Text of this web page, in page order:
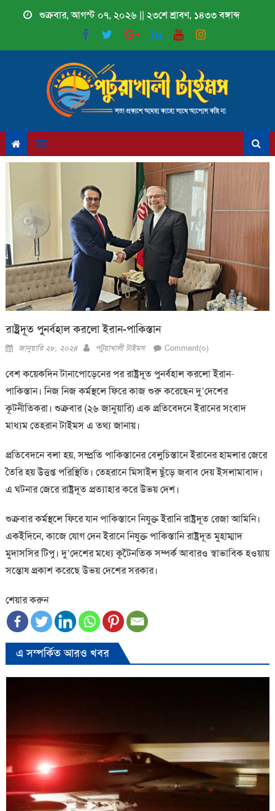
শুক্রবার, আগস্ট ০৭, ২০২৬ || ২৩শে শ্রাবণ, ১৪৩৩ বঙ্গাব্দ
রাষ্ট্রদূত পুনর্বহাল করলো ইরান-পাকিস্তান
Posted
জানুয়ারি ২৮, ২০২৪ Author
পটুয়াখালী টাইমস Comment(০)
বেশ কয়েকদিন টানাপোড়েনের পর রাষ্ট্রদূত পুনর্বহাল করলো ইরান-
পাকিস্তান। নিজ নিজ কর্মস্থলে ফিরে কাজ শুরু করেছেন দু’দেশের
কূটনীতিকরা। শুক্রবার (২৬ জানুয়ারি) এক প্রতিবেদনে ইরানের সংবাদ
মাধ্যম তেহরান টাইমস এ তথ্য জানায়।
প্রতিবেদনে বলা হয়, সম্প্রতি পাকিস্তানের বেলুচিস্তানে ইরানের হামলার জেরে
তৈরি হয় উত্তপ্ত পরিস্থিতি। তেহরানে মিসাইল ছুঁড়ে জবাব দেয় ইসলামাবাদ।
এ ঘটনার জেরে রাষ্ট্রদূত প্রত্যাহার করে উভয় দেশ।
শুক্রবার কর্মস্থলে ফিরে যান পাকিস্তানে নিযুক্ত ইরানি রাষ্ট্রদূত রেজা আমিনি।
একইদিনে, কাজে যোগ দেন ইরানে নিযুক্ত পাকিস্তানি রাষ্ট্রদূত মুহাম্মাদ
মুদাসসির টিপু। দু’দেশের মধ্যে কূটৈনতিক সম্পর্ক আবারও স্বাভাবিক হওয়ায়
সন্তোষ প্রকাশ করেছে উভয় দেশের সরকার।
শেয়ার করুন
এ সম্পর্কিত আরও খবর